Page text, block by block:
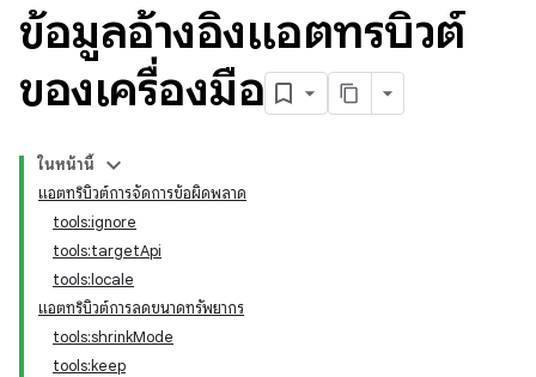
ข้อมูลอ้างอิงแอตทริบิวต์
ของเครื่องมือ
ในหน้านี้
แอตทริบิวต์การจัดการข้อผิดพลาด
tools:ignore
tools:targetApi
tools:locale
แอตทริบิวต์การลดขนาดทรัพยากร
tools:shrinkMode
tools:keep